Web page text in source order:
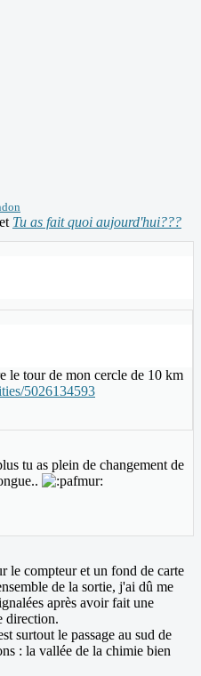
Tu as fait quoi aujourd'hui???
le tour de mon cercle de 10 km
5026134593
tu as plein de changement de
le compteur et un fond de carte
de la sortie, j'ai dû me
après avoir fait une
direction.
surtout le passage au sud de
: la vallée de la chimie bien